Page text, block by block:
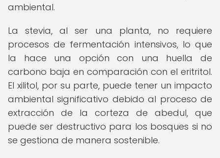
ambiental.
La stevia, al ser una planta, no requiere
procesos de fermentación intensivos, lo que
la hace una opción con una huella de
carbono baja en comparación con el eritritol.
El xilitol, por su parte, puede tener un impacto
ambiental significativo debido al proceso de
extracción de la corteza de abedul, que
puede ser destructivo para los bosques si no
se gestiona de manera sostenible.